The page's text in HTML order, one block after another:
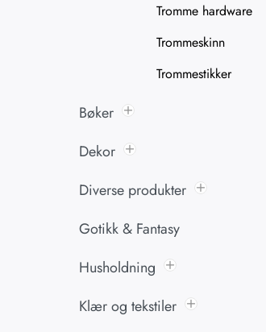
Tromme hardware
Trommeskinn
Trommestikker
Bøker
Dekor
Diverse produkter
Gotikk & Fantasy
Husholdning
Klær og tekstiler